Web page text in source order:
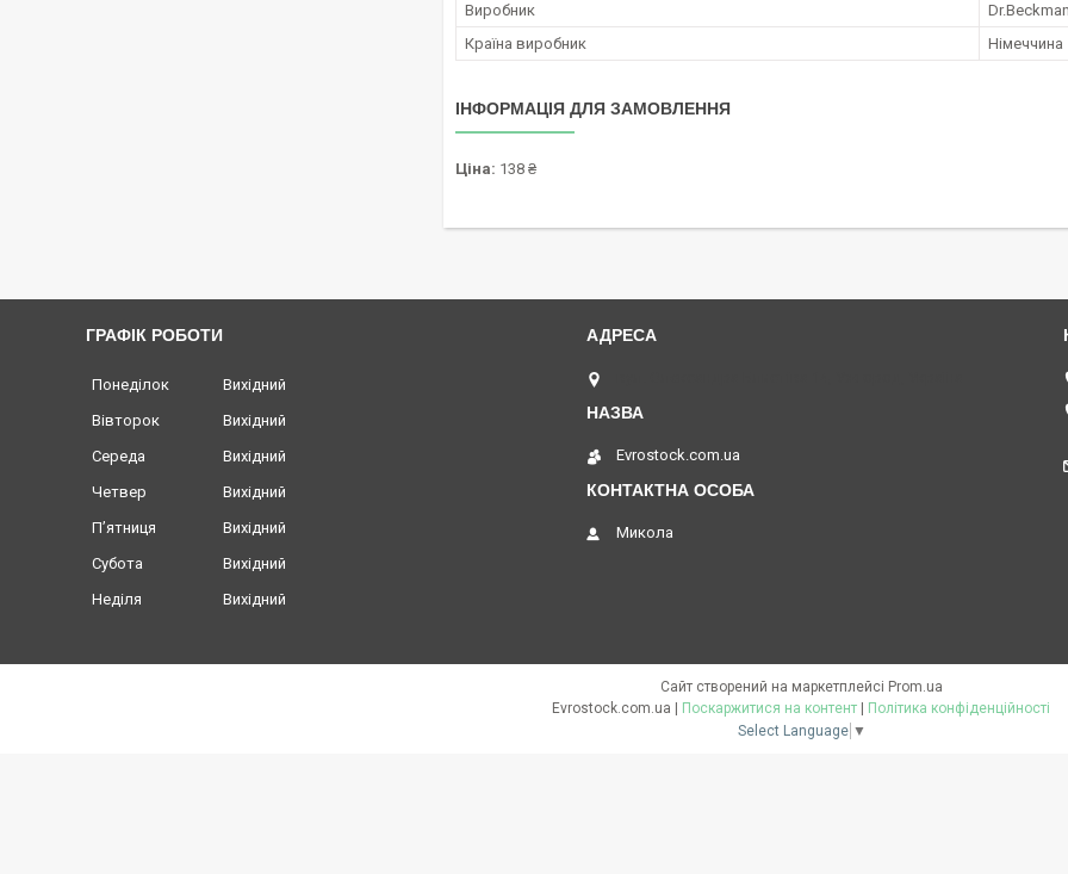
Виробник
Країна виробник
Німеччина
ІНФОРМАЦІЯ ДЛЯ ЗАМОВЛЕННЯ
Ціна: 138 ₴
ГРАФІК РОБОТИ
Понеділок
Вихідний
Вівторок
Вихідний
Середа
Вихідний
Четвер
Вихідний
Пʼятниця
Вихідний
Субота
Вихідний
Неділя
Вихідний
Evrostock.com.ua
Микола
Сайт створений на маркетплейсі Prom.ua
Поскаржитися на контент
Політика конфіденційності
Select Language ▼